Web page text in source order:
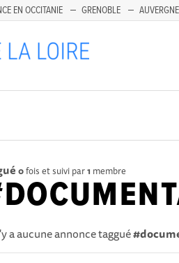
EN OCCITANIE GRENOBLE AUVERGNE
0fois et suivi par1 membre
a aucune annonce taggué